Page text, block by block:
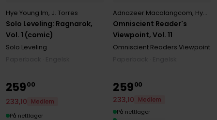
Solo Leveling: Ragnarok,
Vol. 1 (comic)
Hye Young Im, J. Torres
Solo Leveling
Omniscient Reader's
Viewpoint, Vol. 11
Adnazeer Macalangcom, Hye Young Im
Omniscient Readers Viewpoint
25900
233,10
Medlem
På nettlager
25900
233,10
Medlem
På nettlager